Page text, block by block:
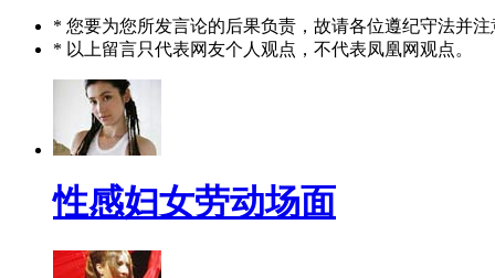
* 您要为您所发言论的后果负责，故请各位遵纪守法并注
* 以上留言只代表网友个人观点，不代表凤凰网观点。
性感妇女劳动场面